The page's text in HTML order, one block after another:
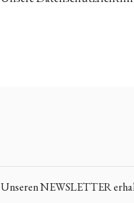
Unseren NEWSLETTER